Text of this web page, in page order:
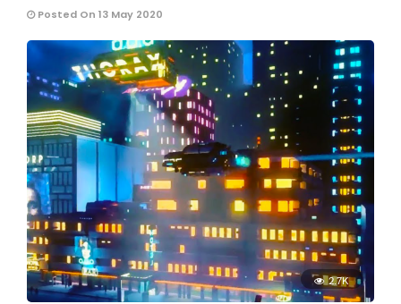
Posted On 13 May 2020
2.7K